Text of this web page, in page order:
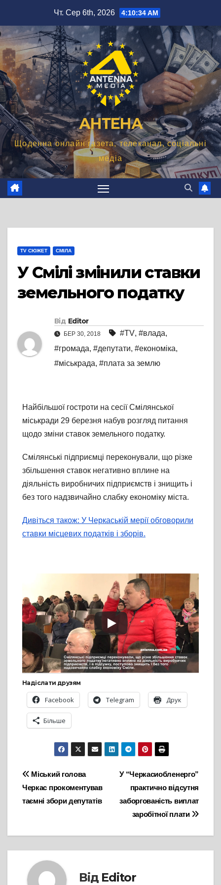
вмісту
Чт. Сер 6th, 2026 4:10:35 AM
АНТЕНА
Щоденна онлайн газета, телеканал, соціальні
медіа
TV СЮЖЕТ СМІЛА
У Смілі змінили ставки
земельного податку
Від Editor
БЕР 30, 2018 #TV, #влада,
#громада, #депутати, #економіка,
#міськрада, #плата за землю
Найбільшої гостроти на сесії Смілянської
міськради 29 березня набув розгляд питання
щодо зміни ставок земельного податку.
Смілянські підприємці переконували, що різке
збільшення ставок негативно вплине на
діяльність виробничих підприємств і знищить і
без того надзвичайно слабку економіку міста.
Дивіться також: У Черкаській мерії обговорили
ставки місцевих податків і зборів.
Надіслати друзям
Facebook Telegram Друк
Більше
Навігація
записів
У “Черкасиобленерго”
практично відсутня
заборгованість виплат
заробітної плати
Міський голова
Черкас прокоментував
таємні збори депутатів
Від Editor